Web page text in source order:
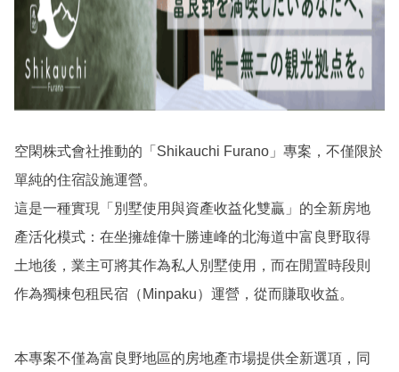
空閑株式會社推動的「Shikauchi Furano」專案，不僅限於
單純的住宿設施運營。
這是一種實現「別墅使用與資產收益化雙贏」的全新房地
產活化模式：在坐擁雄偉十勝連峰的北海道中富良野取得
土地後，業主可將其作為私人別墅使用，而在閒置時段則
作為獨棟包租民宿（Minpaku）運營，從而賺取收益。
本專案不僅為富良野地區的房地產市場提供全新選項，同